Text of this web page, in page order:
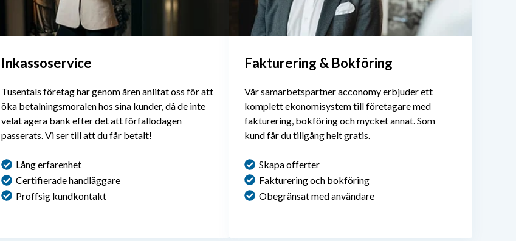
Inkassoservice
Tusentals företag har genom åren anlitat oss för att
öka betalningsmoralen hos sina kunder, då de inte
velat agera bank efter det att förfallodagen
passerats. Vi ser till att du får betalt!
Lång erfarenhet
Certifierade handläggare
Proffsig kundkontakt
Fakturering & Bokföring
Vår samarbetspartner acconomy erbjuder ett
komplett ekonomisystem till företagare med
fakturering, bokföring och mycket annat. Som
kund får du tillgång helt gratis.
Skapa offerter
Fakturering och bokföring
Obegränsat med användare